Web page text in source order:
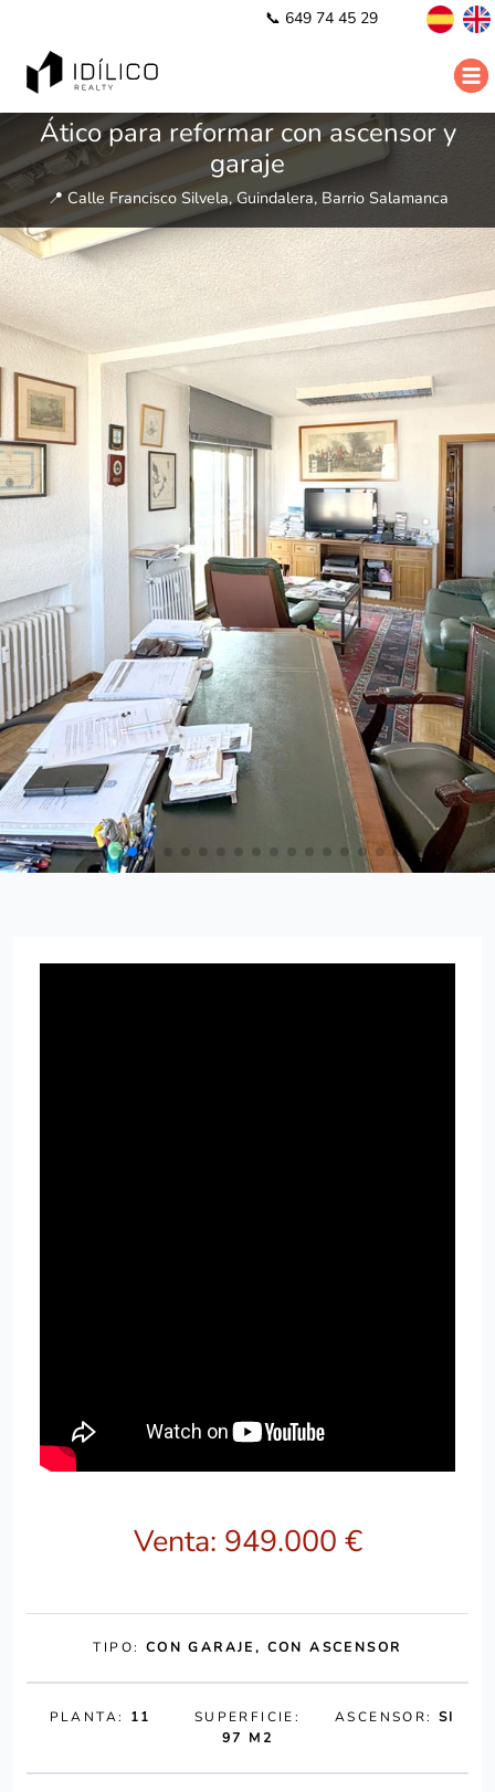
📞 649 74 45 29
Ático para reformar con ascensor y
garaje
📍 Calle Francisco Silvela, Guindalera, Barrio Salamanca
Venta: 949.000 €
TIPO: CON GARAJE, CON ASCENSOR
PLANTA: 11
SUPERFICIE:
97 M2
ASCENSOR: SI